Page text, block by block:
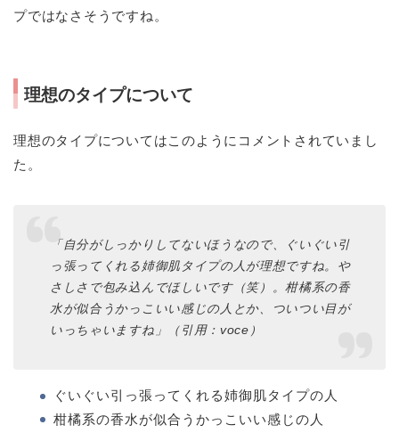
プではなさそうですね。
理想のタイプについて
理想のタイプについてはこのようにコメントされていまし
た。
「自分がしっかりしてないほうなので、ぐいぐい引
っ張ってくれる姉御肌タイプの人が理想ですね。や
さしさで包み込んでほしいです（笑）。柑橘系の香
水が似合うかっこいい感じの人とか、ついつい目が
いっちゃいますね」（引用：voce）
ぐいぐい引っ張ってくれる姉御肌タイプの人
柑橘系の香水が似合うかっこいい感じの人